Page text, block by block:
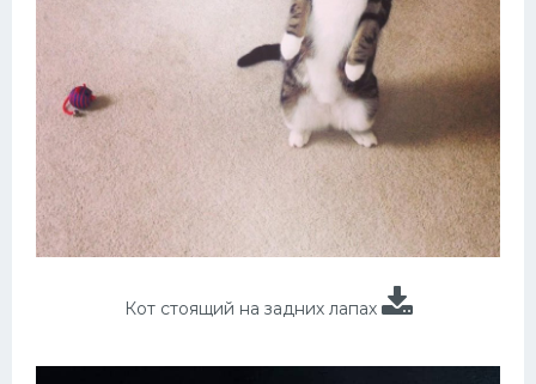
Кот стоящий на задних лапах